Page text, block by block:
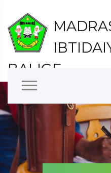
BALIGE
Kabupaten Toba